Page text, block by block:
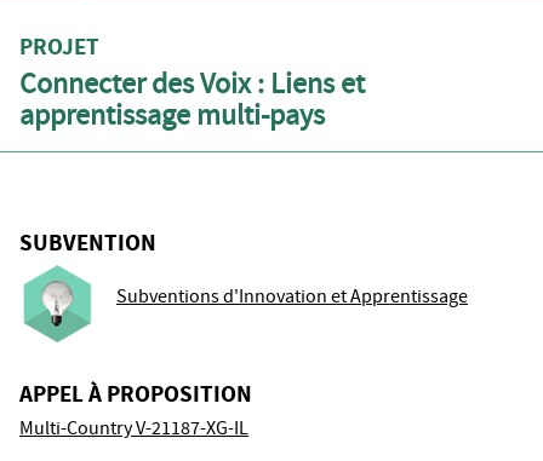
PROJET
Connecter des Voix : Liens et
apprentissage multi-pays
SUBVENTION
Subventions d'Innovation et Apprentissage
APPEL À PROPOSITION
Multi-Country V-21187-XG-IL